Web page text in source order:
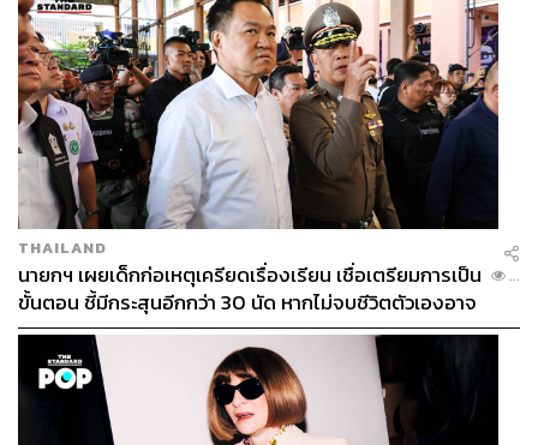
THAILAND
นายกฯ เผยเด็กก่อเหตุเครียดเรื่องเรียน เชื่อเตรียมการเป็น
ขั้นตอน ชี้มีกระสุนอีกกว่า 30 นัด หากไม่จบชีวิตตัวเองอาจ
สูญเสียเพิ่ม
...